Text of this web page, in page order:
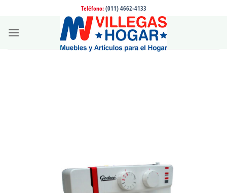
contenido
Teléfono: (011) 4662-4133